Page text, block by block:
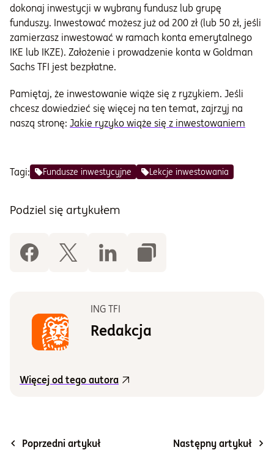
dokonaj inwestycji w wybrany fundusz lub grupę
funduszy. Inwestować możesz już od 200 zł (lub 50 zł, jeśli
zamierzasz inwestować w ramach konta emerytalnego
IKE lub IKZE). Założenie i prowadzenie konta w Goldman
Sachs TFI jest bezpłatne.
Pamiętaj, że inwestowanie wiąże się z ryzykiem. Jeśli
chcesz dowiedzieć się więcej na ten temat, zajrzyj na
naszą stronę: Jakie ryzyko wiąże się z inwestowaniem
Tagi: Fundusze inwestycyjne Lekcje inwestowania
Podziel się artykułem
ING TFI
Redakcja
Więcej od tego autora
Poprzedni artykuł Następny artykuł